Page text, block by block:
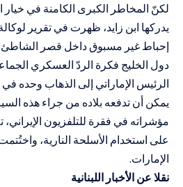
لكنّ المخاطر الكبرى الكامنة في
يدركها ابن زايد، ظهرت في تقرير
إحباط غير مسبوق داخل قصر
دول الخليج فكرة الردّ العسكري
الرئيس الإماراتي إلى الذهاب وحده في
يمكن أن تدفعه بلاده من جراء هذه
مؤشراته في فقرة للتلفزيون
على استخدام الأسلحة النارية،
الإمارات.
نقلا عن الأخبار اللبنانية